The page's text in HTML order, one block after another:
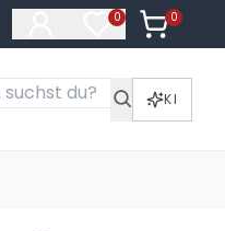
0
Artikel im
0
Artikel
KI